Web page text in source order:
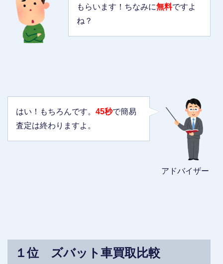
もらいます！ちなみに無料ですよ
ね？
アドバイザー
はい！もちろんです。 45秒で簡易
査定は終わりますよ。
１位 ズバット車買取比較